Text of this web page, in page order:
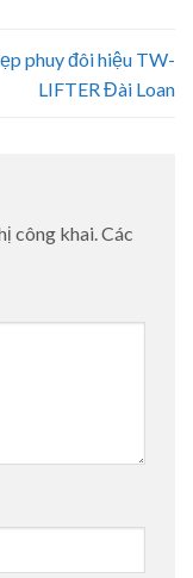
phuy đôi hiệu TW-
LIFTER Đài Loan
công khai.Các